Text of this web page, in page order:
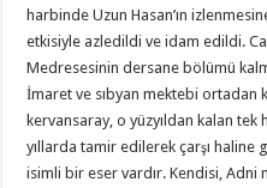
harbinde Uzun Hasan’ın
etkisiyle azledildi ve idam edildi.
Medresesinin dersane bölümü
İmaret ve sıbyan mektebi ortadan
kervansaray, o yüzyıldan kalan
yıllarda tamir edilerek çarşı haline
isimli bir eser vardır. Kendisi, Adni